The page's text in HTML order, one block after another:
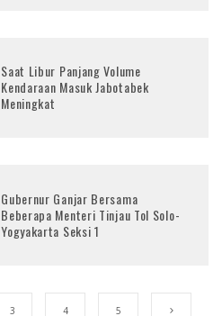
Saat Libur Panjang Volume
Kendaraan Masuk Jabotabek
Meningkat
Gubernur Ganjar Bersama
Beberapa Menteri Tinjau Tol Solo-
Yogyakarta Seksi 1
3 4 5